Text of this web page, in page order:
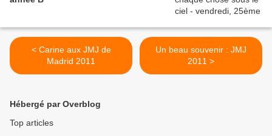
< Carine aux JMJ de
Madrid 2011
Un beau souvenir : JMJ
2011 >
Hébergé par Overblog
Top articles